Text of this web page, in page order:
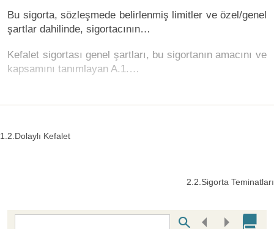
Bu sigorta, sözleşmede belirlenmiş limitler ve özel/genel
şartlar dahilinde, sigortacının…
Kefalet sigortası genel şartları, bu sigortanın amacını ve
kapsamını tanımlayan A.1.…
1.2.Dolaylı Kefalet
2.2.Sigorta Teminatları
Bottom Search Toolbar Highlight Text